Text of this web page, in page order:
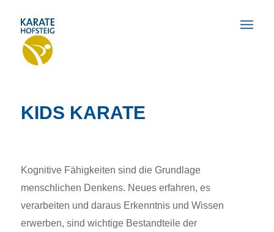
KIDS KARATE
Kognitive Fähigkeiten sind die Grundlage
menschlichen Denkens. Neues erfahren, es
verarbeiten und daraus Erkenntnis und Wissen
erwerben, sind wichtige Bestandteile der